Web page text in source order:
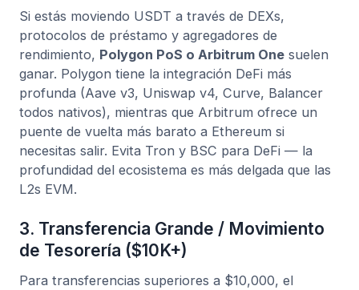
Si estás moviendo USDT a través de DEXs,
protocolos de préstamo y agregadores de
rendimiento, Polygon PoS o Arbitrum One suelen
ganar. Polygon tiene la integración DeFi más
profunda (Aave v3, Uniswap v4, Curve, Balancer
todos nativos), mientras que Arbitrum ofrece un
puente de vuelta más barato a Ethereum si
necesitas salir. Evita Tron y BSC para DeFi — la
profundidad del ecosistema es más delgada que las
L2s EVM.
3. Transferencia Grande / Movimiento
de Tesorería ($10K+)
Para transferencias superiores a $10,000, el